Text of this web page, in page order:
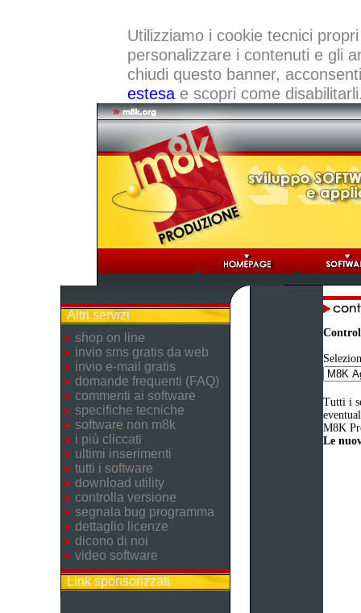
Utilizziamo i cookie tecnici
personalizzare i contenuti e gli
chiudi questo banner,
estesae scopri come
Altri servizi
shop on line
invio sms gratis da web
invio e-mail gratis
domande frequenti (FAQ)
commenti ai software
specifiche tecniche
software non m8k
i più cliccati
ultimi inserimenti
tutti i software
download utility
controlla versione
segnala bug programma
dettaglio licenze
dicono di noi
video software
Link sponsorizzati
Tutti i
M8K
Le